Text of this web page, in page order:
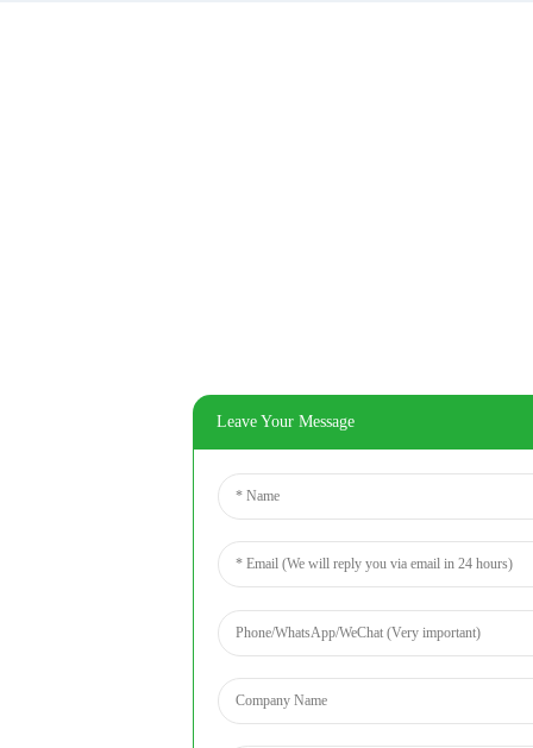
Leave Your Message